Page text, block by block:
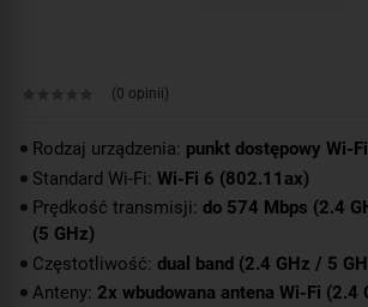
(0 opinii)
Rodzaj urządzenia: punkt dostępowy Wi-Fi
Standard Wi-Fi: Wi-Fi 6 (802.11ax)
Prędkość transmisji: do 574 Mbps (2.4
(5 GHz)
Częstotliwość: dual band (2.4 GHz / 5
Anteny: 2x wbudowana antena Wi-Fi (2.4